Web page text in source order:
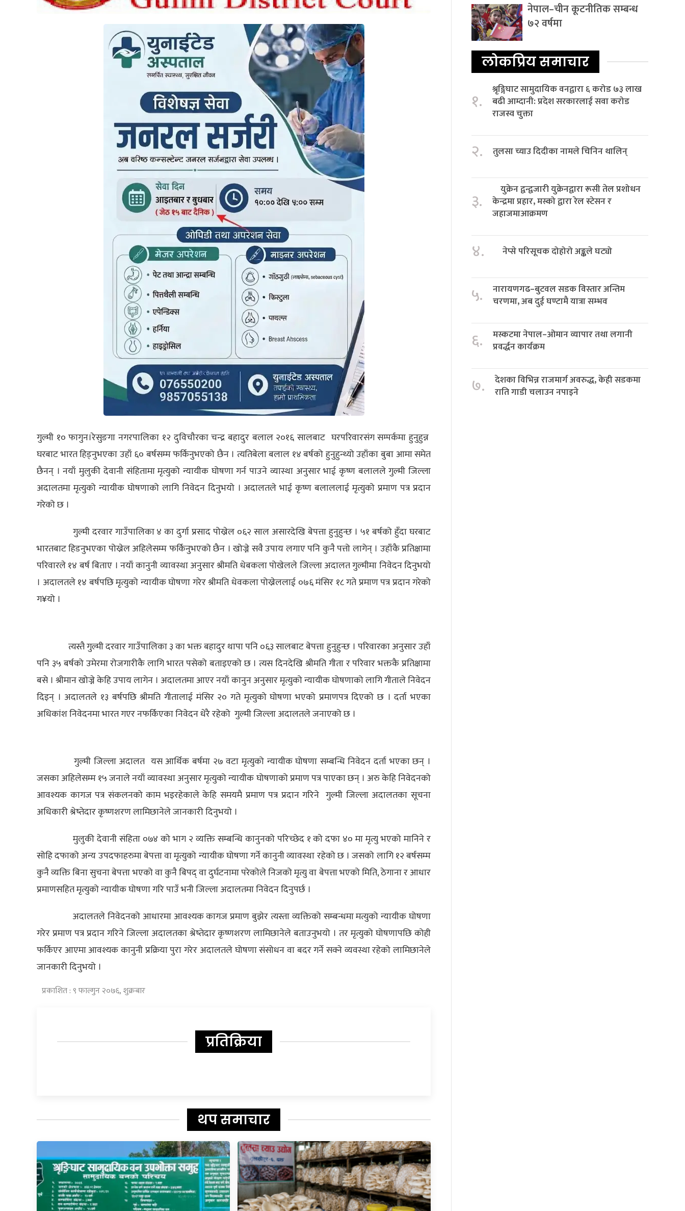
गुल्मी १० फागुन।रेसुङगा नगरपालिका १२ दुविचौरका चन्द्र बहादुर बलाल २०१६ सालबाट घरपरिवारसंग सम्पर्कमा हुनुहुन्न
घरबाट भारत हिड्नुभएका उहाँ ६० बर्षसम्म फर्किनुभएको छैन । त्यतिबेला बलाल १४ बर्षको हुनुहुन्थ्यो उहाँका बुबा आमा समेत
छैनन् । नयाँ मुलुकी देवानी संहितामा मृत्युको न्यायीक घोषणा गर्न पाउने व्यास्था अनुसार भाई कृष्ण बलालले गुल्मी जिल्ला
अदालतमा मृत्युको न्यायीक घोषणाको लागि निवेदन दिनुभयो । अदालतले भाई कृष्ण बलाललाई मृत्युको प्रमाण पत्र प्रदान
गरेको छ ।
गुल्मी दरवार गाउँपालिका ४ का दुर्गा प्रसाद पोख्रेल ०६२ साल असारदेखि बेपत्ता हुनुहुन्छ । ५१ बर्षको हुँदा घरबाट
भारतबाट हिडनुभएका पोख्रेल अहिलेसम्म फर्किनुभएको छैन । खोज्ने सवै उपाय लगाए पनि कुनै पत्तो लागेन् । उहाँकै प्रतिक्षामा
परिवारले १४ बर्ष बिताए । नयाँ कानुनी व्यावस्था अनुसार श्रीमति धेबकला पोखेलले जिल्ला अदालत गुल्मीमा निवेदन दिनुभयो
। अदालतले १४ बर्षपछि मृत्युको न्यायीक घोषणा गरेर श्रीमति धेवकला पोख्रेललाई ०७६ मंसिर १८ गते प्रमाण पत्र प्रदान गरेको
ग¥यो ।
त्यस्तै गुल्मी दरवार गाउँपालिका ३ का भक्त बहादुर थापा पनि ०६३ सालबाट बेपत्ता हुनुहुन्छ । परिवारका अनुसार उहाँ
पनि ३५ बर्षको उमेरमा रोजगारीकै लागि भारत पसेको बताइएको छ । त्यस दिनदेखि श्रीमति गीता र परिवार भक्तकै प्रतिक्षामा
बसे । श्रीमान खोज्ने केहि उपाय लागेन । अदालतमा आएर नयाँ कानुन अनुसार मृत्युको न्यायीक घोषणाको लागि गीताले निवेदन
दिइन् । अदालतले १३ बर्षपछि श्रीमति गीतालाई मंसिर २० गते मृत्युको घोषणा भएको प्रमाणपत्र दिएको छ । दर्ता भएका
अधिकांश निवेदनमा भारत गएर नफर्किएका निवेदन धेरै रहेको गुल्मी जिल्ला अदालतले जनाएको छ ।
गुल्मी जिल्ला अदालत यस आर्थिक बर्षमा २७ वटा मृत्युको न्यायीक घोषणा सम्बन्धि निवेदन दर्ता भएका छन् ।
जसका अहिलेसम्म १५ जनाले नयाँ व्यावस्था अनुसार मृत्युको न्यायीक घोषणाको प्रमाण पत्र पाएका छन् । अरु केहि निवेदनको
आवश्यक कागज पत्र संकलनको काम भइरहेकाले केहि समयमै प्रमाण पत्र प्रदान गरिने गुल्मी जिल्ला अदालतका सूचना
अधिकारी श्रेष्तेदार कृष्णशरण लामिछानेले जानकारी दिनुभयो ।
मुलुकी देवानी संहिता ०७४ को भाग २ व्यक्ति सम्बन्धि कानुनको परिच्छेद १ को दफा ४० मा मृत्यु भएको मानिने र
सोहि दफाको अन्य उपदफाहरुमा बेपत्ता वा मृत्युको न्यायीक घोषणा गर्ने कानुनी व्यावस्था रहेको छ । जसको लागि १२ बर्षसम्म
कुनै व्यक्ति बिना सुचना बेपत्ता भएको वा कुनै बिपद् वा दुर्घटनामा परेकोले निजको मृत्यु वा बेपत्ता भएको मिति, ठेगाना र आधार
प्रमाणसहित मृत्युको न्यायीक घोषणा गरि पाउँ भनी जिल्ला अदालतमा निवेदन दिनुपर्छ ।
अदालतले निवेदनको आधारमा आवश्यक कागज प्रमाण बुझेर त्यस्ता व्यक्तिको सम्बन्धमा मत्युको न्यायीक घोषणा
गरेर प्रमाण पत्र प्रदान गरिने जिल्ला अदालतका श्रेष्तेदार कृष्णशरण लामिछानेले बताउनुभयो । तर मृत्युको घोषणापछि कोही
फर्किएर आएमा आवश्यक कानुनी प्रक्रिया पुरा गरेर अदालतले घोषणा संसोधन वा बदर गर्ने सक्ने व्यवस्था रहेको लामिछानेले
जानकारी दिनुभयो ।
प्रकाशित : ९ फाल्गुन २०७६, शुक्रबार
प्रतिक्रिया
थप समाचार
नेपाल–चीन कूटनीतिक सम्बन्ध
७२ वर्षमा
लोकप्रिय समाचार
१.
श्रृङ्गिघाट सामुदायिक वनद्वारा ६ करोड ७३ लाख
बढी आम्दानी: प्रदेश सरकारलाई सवा करोड
राजस्व चुक्ता
२. तुलसा च्याउ दिदीका नामले चिनिन थालिन्
३.
युक्रेन द्वन्द्वजारी युक्रेनद्वारा रूसी तेल प्रशोधन
केन्द्रमा प्रहार, मस्को द्वारा रेल स्टेसन र
जहाजमाआक्रमण
४. नेप्से परिसूचक दोहोरो अङ्कले घट्यो
५.
नारायणगढ–बुटवल सडक विस्तार अन्तिम
चरणमा, अब दुई घण्टामै यात्रा सम्भव
६.
मस्कटमा नेपाल–ओमान व्यापार तथा लगानी
प्रवर्द्धन कार्यक्रम
७.
देशका विभिन्न राजमार्ग अवरुद्ध, केही सडकमा
राति गाडी चलाउन नपाइने